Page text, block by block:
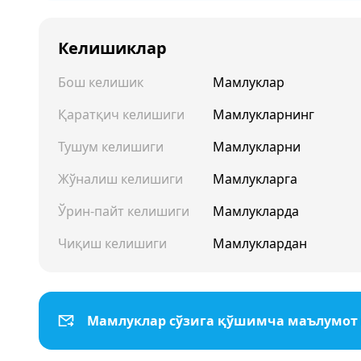
Келишиклар
Бош келишик
Мамлуклар
Қаратқич келишиги
Мамлукларнинг
Тушум келишиги
Мамлукларни
Жўналиш келишиги
Мамлукларга
Ўрин-пайт келишиги
Мамлукларда
Чиқиш келишиги
Мамлуклардан
Мамлуклар сўзига қўшимча